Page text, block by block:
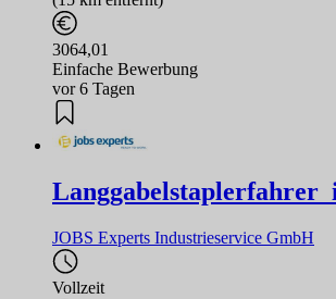
3064,01
Einfache Bewerbung
vor 6 Tagen
JOBS Experts Industrieservice GmbH
Vollzeit